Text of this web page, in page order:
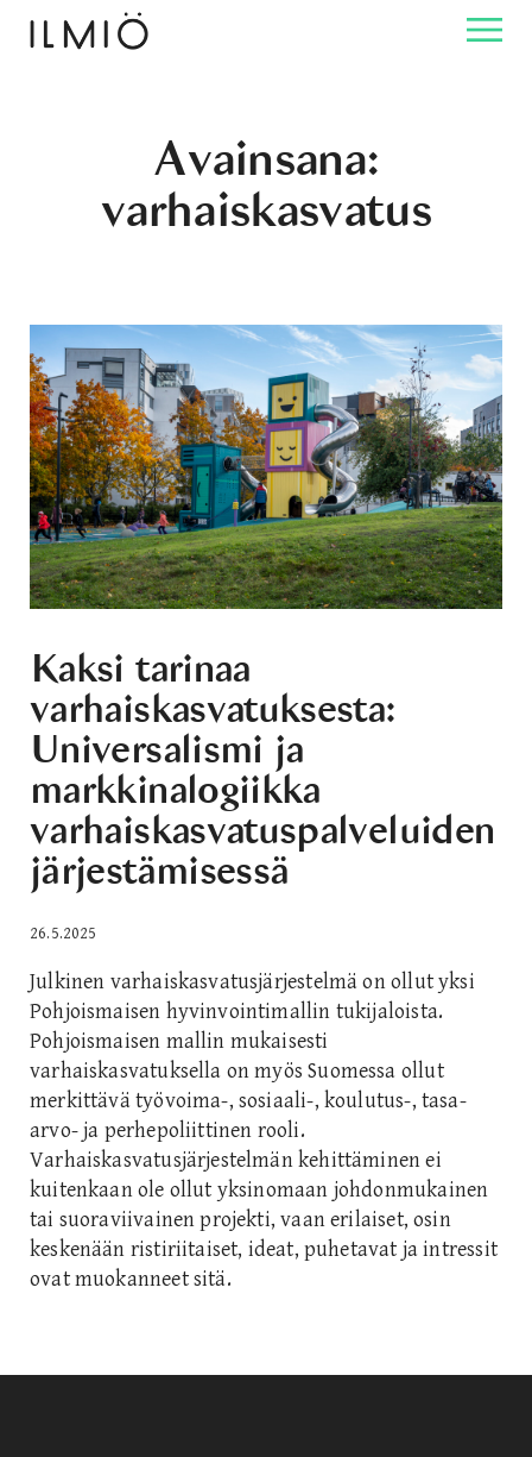
Avainsana:
varhaiskasvatus
Kaksi tarinaa
varhaiskasvatuksesta:
Universalismi ja
markkinalogiikka
varhaiskasvatuspalveluiden
järjestämisessä
26.5.2025
Julkinen varhaiskasvatusjärjestelmä on ollut yksi
Pohjoismaisen hyvinvointimallin tukijaloista.
Pohjoismaisen mallin mukaisesti
varhaiskasvatuksella on myös Suomessa ollut
merkittävä työvoima-, sosiaali-, koulutus-, tasa-
arvo- ja perhepoliittinen rooli.
Varhaiskasvatusjärjestelmän kehittäminen ei
kuitenkaan ole ollut yksinomaan johdonmukainen
tai suoraviivainen projekti, vaan erilaiset, osin
keskenään ristiriitaiset, ideat, puhetavat ja intressit
ovat muokanneet sitä.